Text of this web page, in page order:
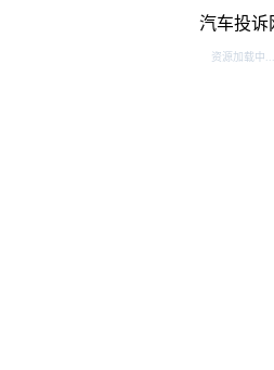
汽车投诉
资源加载中...